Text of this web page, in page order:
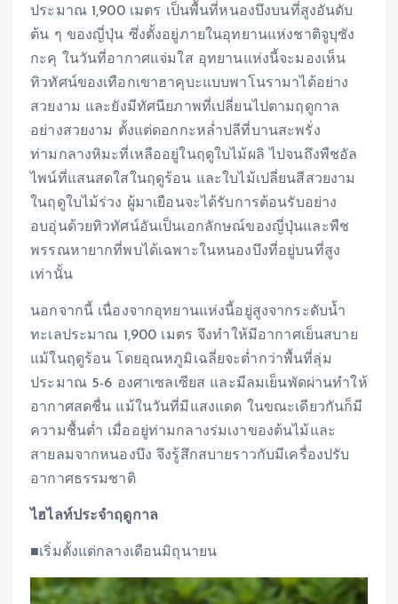
ประมาณ 1,900 เมตร เป็นพื้นที่หนองบึงบนที่สูงอันดับ
ต้น ๆ ของญี่ปุ่น ซึ่งตั้งอยู่ภายในอุทยานแห่งชาติจูบุซัง
กะคุ ในวันที่อากาศแจ่มใส อุทยานแห่งนี้จะมองเห็น
ทิวทัศน์ของเทือกเขาฮาคุบะแบบพาโนรามาได้อย่าง
สวยงาม และยังมีทัศนียภาพที่เปลี่ยนไปตามฤดูกาล
อย่างสวยงาม ตั้งแต่ดอกกะหล่ำปลีที่บานสะพรั่ง
ท่ามกลางหิมะที่เหลืออยู่ในฤดูใบไม้ผลิ ไปจนถึงพืชอัล
ไพน์ที่แสนสดใสในฤดูร้อน และใบไม้เปลี่ยนสีสวยงาม
ในฤดูใบไม้ร่วง ผู้มาเยือนจะได้รับการต้อนรับอย่าง
อบอุ่นด้วยทิวทัศน์อันเป็นเอกลักษณ์ของญี่ปุ่นและพืช
พรรณหายากที่พบได้เฉพาะในหนองบึงที่อยู่บนที่สูง
เท่านั้น
นอกจากนี้ เนื่องจากอุทยานแห่งนี้อยู่สูงจากระดับน้ำ
ทะเลประมาณ 1,900 เมตร จึงทำให้มีอากาศเย็นสบาย
แม้ในฤดูร้อน โดยอุณหภูมิเฉลี่ยจะต่ำกว่าพื้นที่ลุ่ม
ประมาณ 5-6 องศาเซลเซียส และมีลมเย็นพัดผ่านทำให้
อากาศสดชื่น แม้ในวันที่มีแสงแดด ในขณะเดียวกันก็มี
ความชื้นต่ำ เมื่ออยู่ท่ามกลางร่มเงาของต้นไม้และ
สายลมจากหนองบึง จึงรู้สึกสบายราวกับมีเครื่องปรับ
อากาศธรรมชาติ
ไฮไลท์ประจำฤดูกาล
■เริ่มตั้งแต่กลางเดือนมิถุนายน